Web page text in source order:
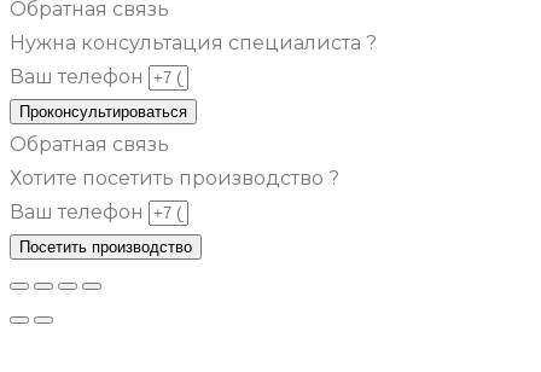
Обратная связь
Нужна консультация специалиста ?
Ваш телефон
Проконсультироваться
Обратная связь
Хотите посетить производство ?
Ваш телефон
Посетить производство